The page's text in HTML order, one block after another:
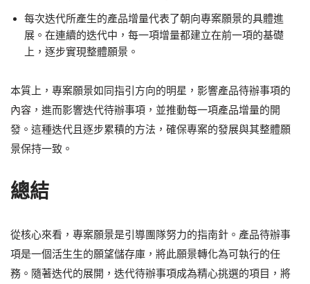
每次迭代所產生的產品增量代表了朝向專案願景的具體進
展。在連續的迭代中，每一項增量都建立在前一項的基礎
上，逐步實現整體願景。
本質上，專案願景如同指引方向的明星，影響產品待辦事項的
內容，進而影響迭代待辦事項，並推動每一項產品增量的開
發。這種迭代且逐步累積的方法，確保專案的發展與其整體願
景保持一致。
總結
從核心來看，專案願景是引導團隊努力的指南針。產品待辦事
項是一個活生生的願望儲存庫，將此願景轉化為可執行的任
務。隨著迭代的展開，迭代待辦事項成為精心挑選的項目，將